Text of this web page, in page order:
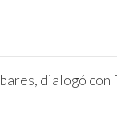
dialogó